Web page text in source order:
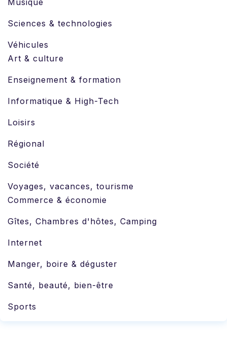
Musique
Sciences & technologies
Véhicules
Art & culture
Enseignement & formation
Informatique & High-Tech
Loisirs
Régional
Société
Voyages, vacances, tourisme
Commerce & économie
Gîtes, Chambres d'hôtes, Camping
Internet
Manger, boire & déguster
Santé, beauté, bien-être
Sports